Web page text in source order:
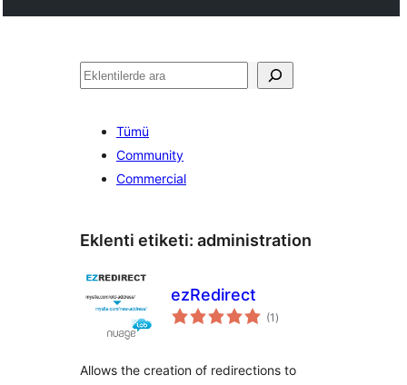
Ara
Tümü
Community
Commercial
Eklenti etiketi: administration
ezRedirect
(1 toplam
puan
)
Allows the creation of redirections to